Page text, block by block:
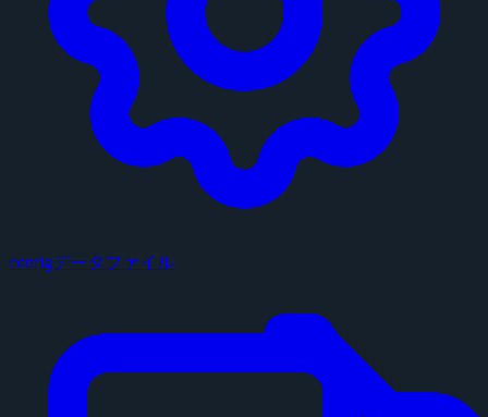
configデータファイル